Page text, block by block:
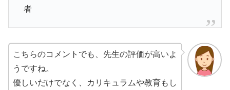
者
こちらのコメントでも、先生の評価が高いよ
うですね。
優しいだけでなく、カリキュラムや教育もし